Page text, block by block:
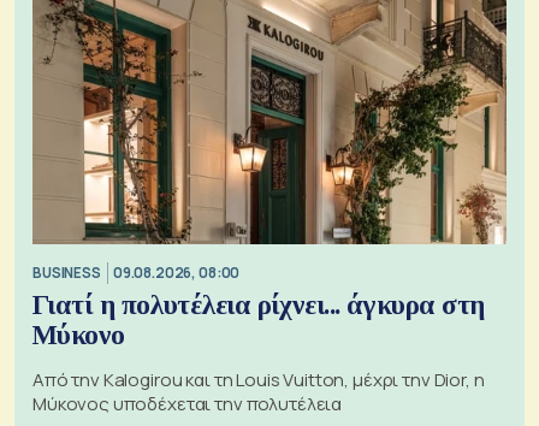
BUSINESS 09.08.2026, 08:00
Γιατί η πολυτέλεια ρίχνει... άγκυρα στη
Μύκονο
Από την Kalogirou και τη Louis Vuitton, μέχρι την Dior, η
Μύκονος υποδέχεται την πολυτέλεια